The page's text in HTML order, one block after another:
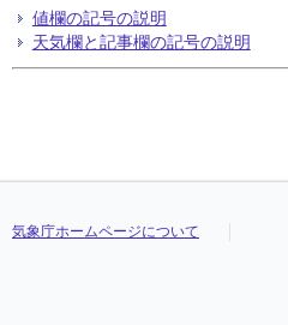
24
24
24
24
値欄の記号の説明
天気欄と記事欄の記号の説明
気象庁ホームページについて